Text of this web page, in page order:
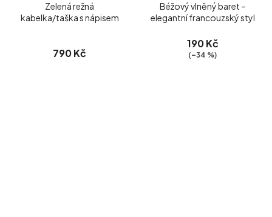
Zelená režná
kabelka/taška s nápisem
790 Kč
Béžový vlněný baret –
elegantní francouzský styl
190 Kč
(–34 %)